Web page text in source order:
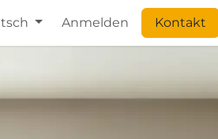
Anmelden Kontakt